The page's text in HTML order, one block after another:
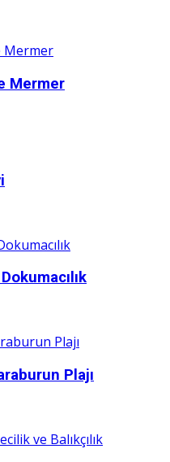
Mermer
Plajı